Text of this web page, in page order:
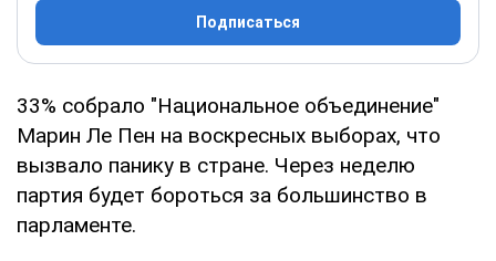
Подписаться
33% собрало "Национальное объединение"
Марин Ле Пен на воскресных выборах, что
вызвало панику в стране. Через неделю
партия будет бороться за большинство в
парламенте.